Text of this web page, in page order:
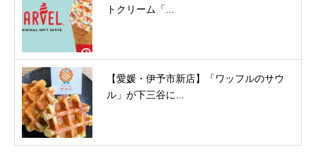
トクリーム「...
【愛媛・伊予市新店】「ワッフルのサウ
ル」が下三谷に...